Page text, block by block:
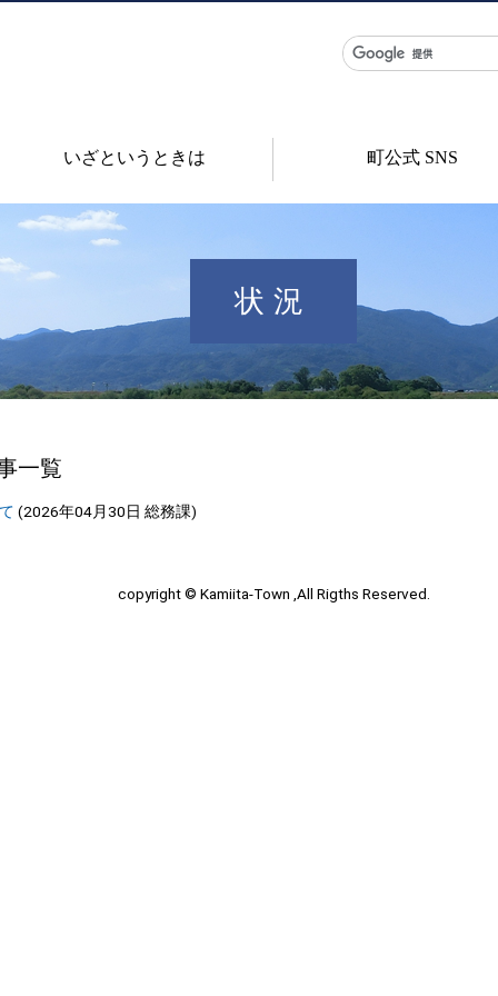
いざというときは 町公式 SNS
状況
一覧
(2026年04月30日 総務課)
copyright © Kamiita-Town ,All Rigths Reserved.